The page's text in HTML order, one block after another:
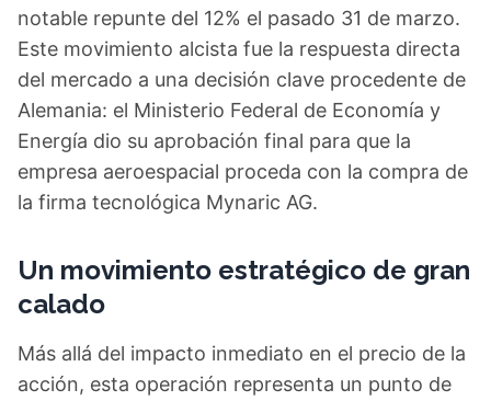
notable repunte del 12% el pasado 31 de marzo.
Este movimiento alcista fue la respuesta directa
del mercado a una decisión clave procedente de
Alemania: el Ministerio Federal de Economía y
Energía dio su aprobación final para que la
empresa aeroespacial proceda con la compra de
la firma tecnológica Mynaric AG.
Un movimiento estratégico de gran
calado
Más allá del impacto inmediato en el precio de la
acción, esta operación representa un punto de